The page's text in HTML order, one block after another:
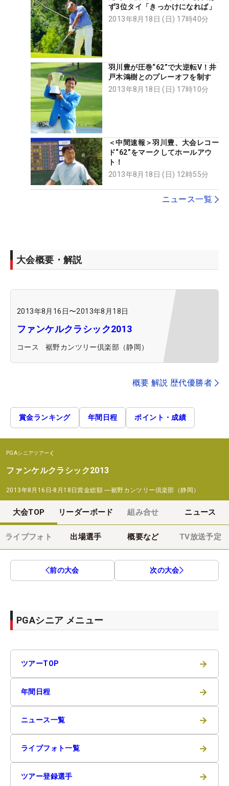
ず3位タイ「きっかけになれば」
2013年8月18日 (日) 17時40分
羽川豊が圧巻“62”で大逆転V！井
戸木鴻樹とのプレーオフを制す
2013年8月18日 (日) 17時10分
＜中間速報＞羽川豊、大会レコー
ド“62”をマークしてホールアウ
ト！
2013年8月18日 (日) 12時55分
ニュース一覧
大会概要・解説
2013年8月16日〜2013年8月18日
ファンケルクラシック2013
コース 裾野カンツリー倶楽部（静岡）
概要 解説 歴代優勝者
賞金ランキング 年間日程 ポイント・成績
PGAシニアツアー
ファンケルクラシック2013
2013年8月16日-8月18日賞金総額 ―裾野カンツリー倶楽部（静岡）
大会TOP リーダーボード 組み合せ ニュース
ライブフォト 出場選手 概要など TV放送予定
前の大会 次の大会
PGAシニア メニュー
ツアーTOP →
年間日程 →
ニュース一覧 →
ライブフォト一覧 →
ツアー登録選手 →